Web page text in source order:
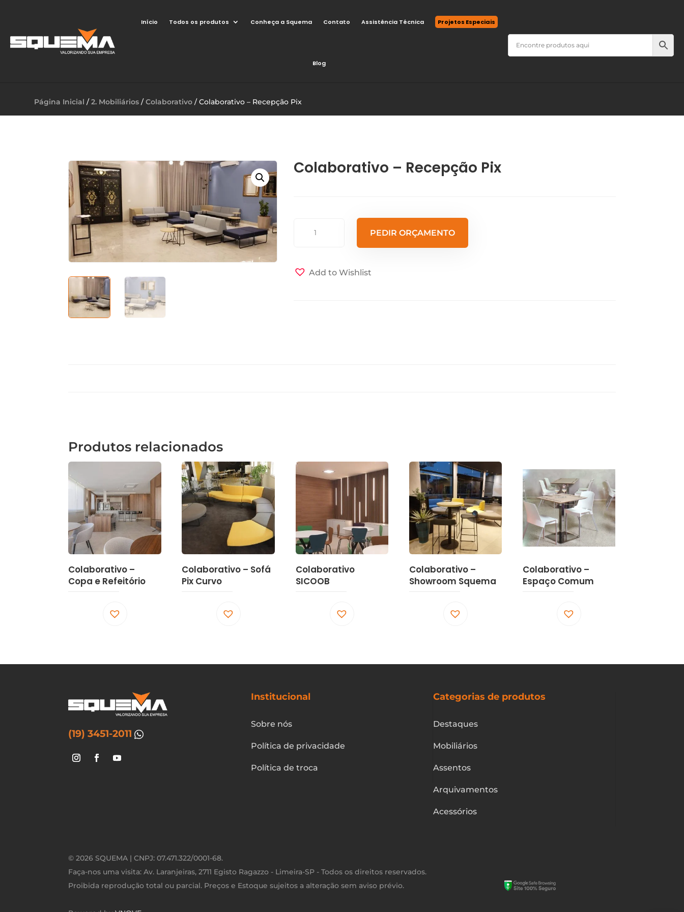
Início Todos os produtos Conheça a Squema Contato Assistência Técnica Projetos Especiais
Blog
Página Inicial /2. Mobiliários /Colaborativo / Colaborativo – Recepção Pix
Colaborativo – Recepção Pix
quantidade
PEDIR ORÇAMENTO
Add to Wishlist
Produtos relacionados
Colaborativo –
Copa e Refeitório
Colaborativo – Sofá
Pix Curvo
Colaborativo
SICOOB
Colaborativo –
Showroom Squema
Colaborativo –
Espaço Comum
(19) 3451-2011
Institucional
Sobre nós
Política de privacidade
Política de troca
Categorias de produtos
Destaques
Mobiliários
Assentos
Arquivamentos
Acessórios
© 2026 SQUEMA | CNPJ: 07.471.322/0001-68.
Faça-nos uma visita: Av. Laranjeiras, 2711 Egisto Ragazzo - Limeira-SP - Todos os direitos reservados.
Proibida reprodução total ou parcial. Preços e Estoque sujeitos a alteração sem aviso prévio.